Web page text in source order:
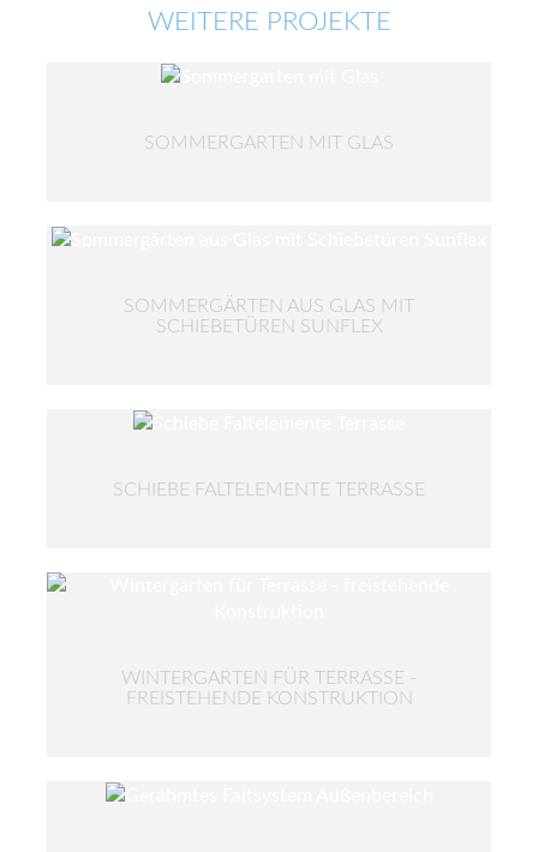
WEITERE PROJEKTE
SOMMERGARTEN MIT GLAS
SOMMERGÄRTEN AUS GLAS MIT
SCHIEBETÜREN SUNFLEX
SCHIEBE FALTELEMENTE TERRASSE
WINTERGARTEN FÜR TERRASSE -
FREISTEHENDE KONSTRUKTION